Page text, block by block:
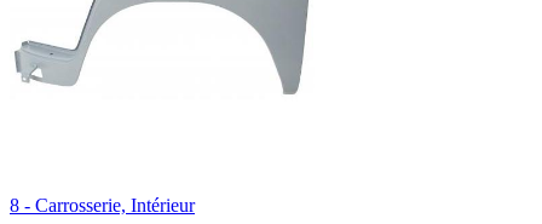
8 - Carrosserie, Intérieur